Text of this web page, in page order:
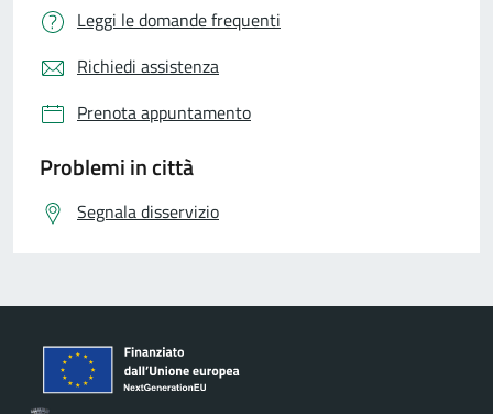
Leggi le domande frequenti
Richiedi assistenza
Prenota appuntamento
Problemi in città
Segnala disservizio